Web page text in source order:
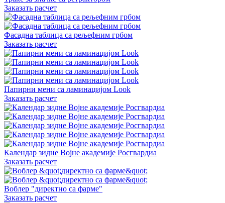
Заказать расчет
Фасадна таблица са рељефним грбом
Заказать расчет
Папирни мени са ламинацијом Look
Заказать расчет
Календар зидне Војне академије Росгвардиа
Заказать расчет
Воблер "директно са фарме"
Заказать расчет